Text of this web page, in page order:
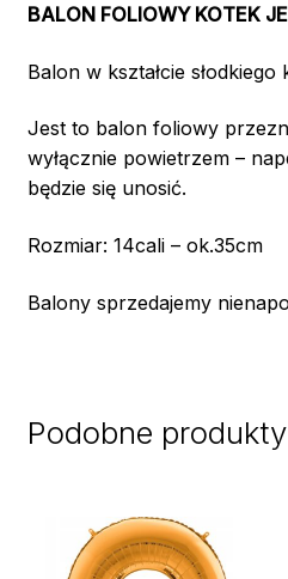
BALON FOLIOWY KOTEK
Balon w kształcie
Jest to balon foliowy
wyłącznie powietrzem –
będzie się unosić.
Rozmiar: 14cali – ok.35cm
Balony sprzedajemy
Podobne produkty